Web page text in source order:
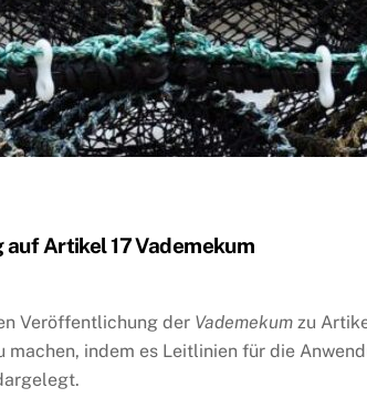
auf Artikel 17 Vademekum
Veröffentlichung der Vademekum zu
indem es Leitlinien für die